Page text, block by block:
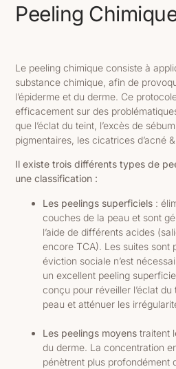
Peeling
Le peeling chimique consiste à
substance chimique, afin de
l’épiderme et du derme. Ce
efficacement sur des
que l’éclat du teint, l’excès de
pigmentaires, les cicatrices d’acné
Il existe trois différents types de
une classification :
Les peelings superficiels :
couches de la peau et sont
l’aide de différents acides
encore TCA). Les suites sont
éviction sociale n’est
un excellent peeling
conçu pour réveiller l’éclat
peau et atténuer les
Les peelings moyens traitent
du derme. La concentration
pénètrent plus profondément